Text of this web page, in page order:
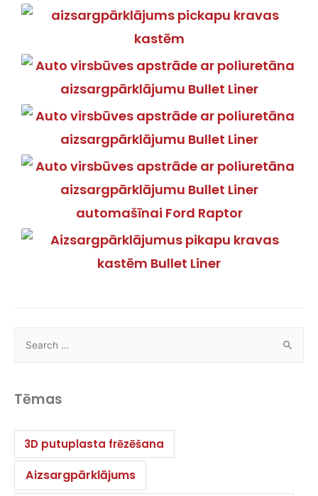
Tēmas
3D putuplasta frēzēšana
Aizsargpārklājums